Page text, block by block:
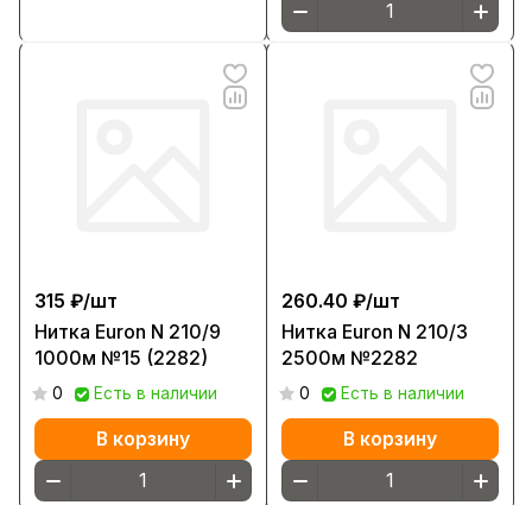
315 ₽/шт
Нитка Euron N 210/9
1000м №15 (2282)
0 Есть в наличии
В корзину
260.40 ₽/шт
Нитка Euron N 210/3
2500м №2282
0 Есть в наличии
В корзину